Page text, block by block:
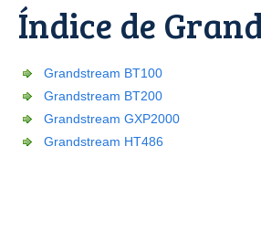
Índice de
Grandstream BT100
Grandstream BT200
Grandstream GXP2000
Grandstream HT486